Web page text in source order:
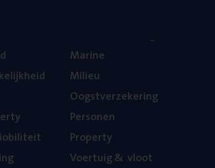
Mari­ne
Mili­eu
Oogst­ver­ze­ke­ring
Per­so­nen
Pro­per­ty
Voer­tuig& vloot